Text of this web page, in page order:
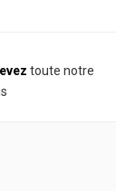
toute notre